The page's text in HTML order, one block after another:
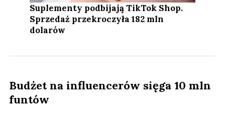
Suplementy podbijają TikTok Shop.
Sprzedaż przekroczyła 182 mln
dolarów
Budżet na influencerów sięga 10 mln
funtów